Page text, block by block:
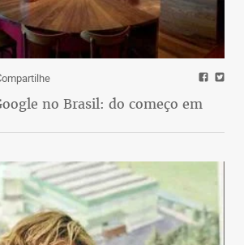
no Brasil: do começo em